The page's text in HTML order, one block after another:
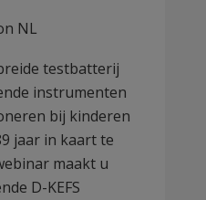
NL
testbatterij
instrumenten
bij kinderen
jaar in kaart te
maakt u
D-KEFS